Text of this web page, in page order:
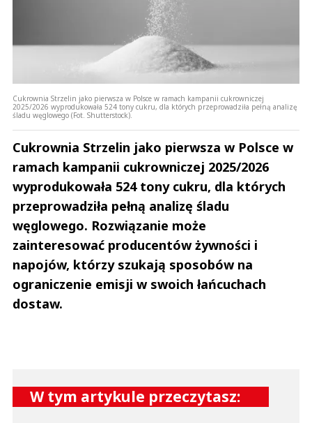
Cukrownia Strzelin jako pierwsza w Polsce w ramach kampanii cukrowniczej
2025/2026 wyprodukowała 524 tony cukru, dla których przeprowadziła pełną analizę
śladu węglowego (Fot. Shutterstock).
Cukrownia Strzelin jako pierwsza w Polsce w
ramach kampanii cukrowniczej 2025/2026
wyprodukowała 524 tony cukru, dla których
przeprowadziła pełną analizę śladu
węglowego. Rozwiązanie może
zainteresować producentów żywności i
napojów, którzy szukają sposobów na
ograniczenie emisji w swoich łańcuchach
dostaw.
W tym artykule przeczytasz: